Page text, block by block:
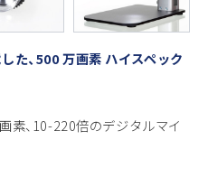
た、500 万画素 ハイスペック
素、10-220倍のデジタルマイ